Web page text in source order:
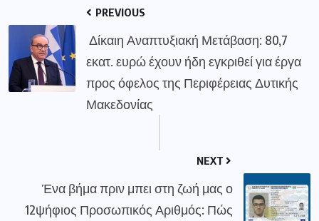
PREVIOUS
Δίκαιη Αναπτυξιακή Μετάβαση: 80,7
εκατ. ευρώ έχουν ήδη εγκριθεί για έργα
προς όφελος της Περιφέρειας Δυτικής
Μακεδονίας
NEXT
Ένα βήμα πριν μπει στη ζωή μας ο
12ψήφιος Προσωπικός Αριθμός: Πώς